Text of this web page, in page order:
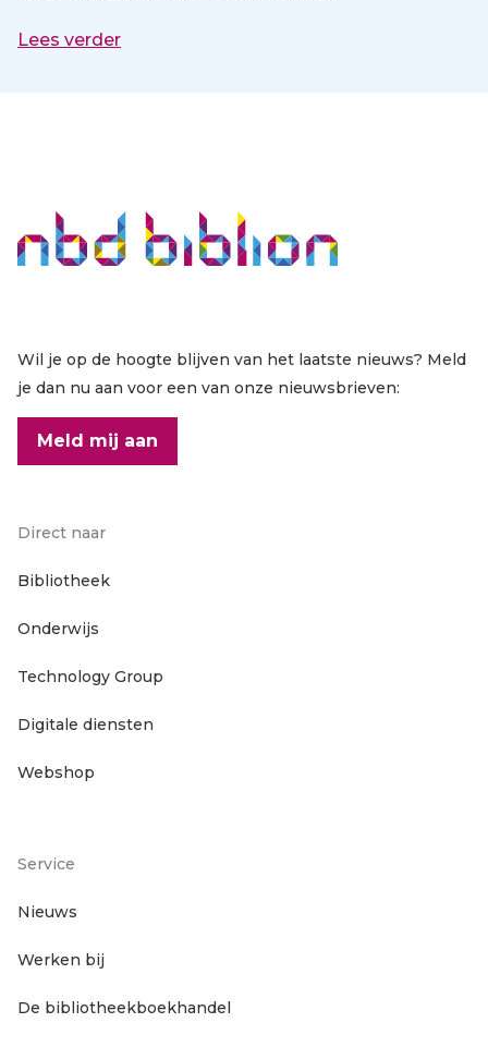
Lees verder
Wil je op de hoogte blijven van het laatste nieuws? Meld
je dan nu aan voor een van onze nieuwsbrieven:
Meld mij aan
hoofdnavigatie
Direct naar
Bibliotheek
Onderwijs
Technology Group
Digitale diensten
Webshop
servicenavigatie
Service
Nieuws
Werken bij
De bibliotheekboekhandel